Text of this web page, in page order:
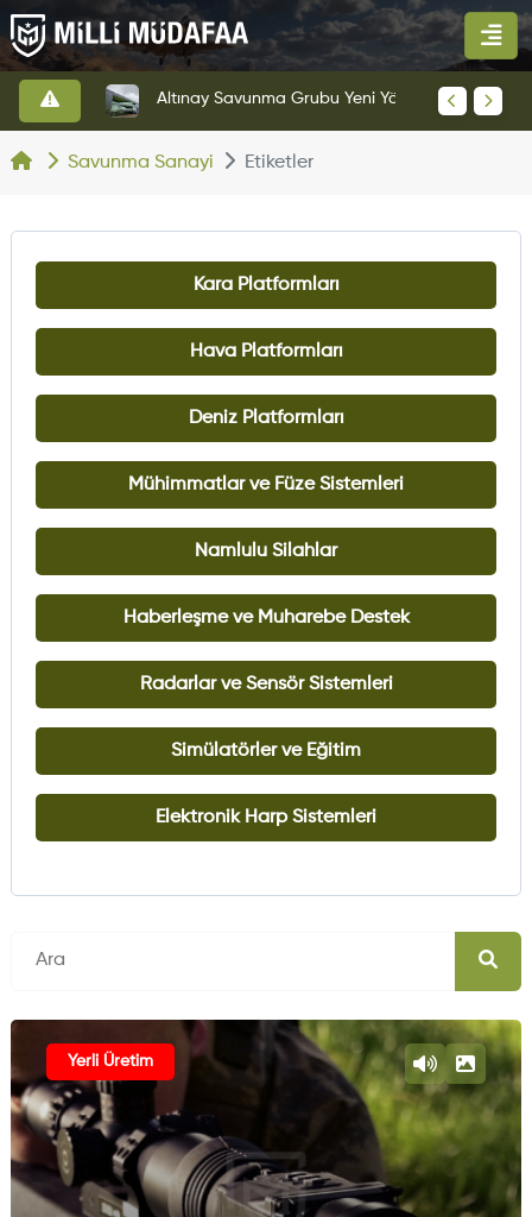
Savunma Sanayi Etiketler
Yerli Üretim
Kara Platformları
Hava Platformları
Deniz Platformları
Mühimmatlar ve Füze Sistemleri
Namlulu Silahlar
Haberleşme ve Muharebe Destek
Radarlar ve Sensör Sistemleri
Simülatörler ve Eğitim
Elektronik Harp Sistemleri